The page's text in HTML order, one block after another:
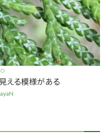
える模様がある